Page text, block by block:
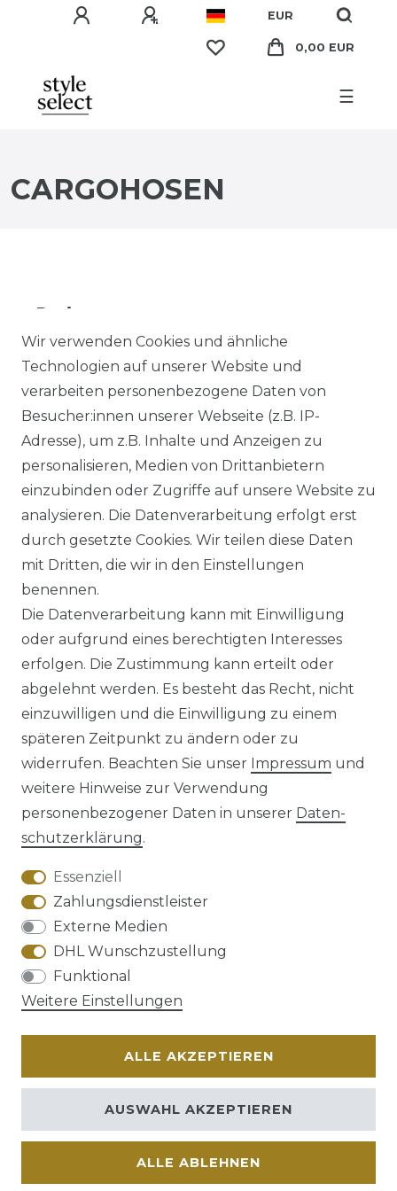
EUR
0,00 EUR
☰
CARGOHOSEN
Preis
EUR EUR
FILTER
Impressum Daten­schutz­erklärung
AGB Barrierefreiheitserklärung
Widerrufs­recht
© Copyright 2026 | Alle Rechte vorbehalten.
Wir verwenden Cookies und ähnliche
Technologien auf unserer Website und
verarbeiten personenbezogene Daten von
Besucher:innen unserer Webseite (z.B. IP-
Adresse), um z.B. Inhalte und Anzeigen zu
personalisieren, Medien von Drittanbietern
einzubinden oder Zugriffe auf unsere Website zu
analysieren. Die Datenverarbeitung erfolgt erst
durch gesetzte Cookies. Wir teilen diese Daten
mit Dritten, die wir in den Einstellungen
benennen.
Die Datenverarbeitung kann mit Einwilligung
oder aufgrund eines berechtigten Interesses
erfolgen. Die Zustimmung kann erteilt oder
abgelehnt werden. Es besteht das Recht, nicht
einzuwilligen und die Einwilligung zu einem
späteren Zeitpunkt zu ändern oder zu
widerrufen. Beachten Sie unser Impressum und
weitere Hinweise zur Verwendung
personenbezogener Daten in unserer Daten­
schutz­erklärung.
Essenziell
Zahlungsdienstleister
Externe Medien
DHL Wunschzustellung
Funktional
Weitere Einstellungen
ALLE AKZEPTIEREN
ALLE ABLEHNEN
AUSWAHL AKZEPTIEREN